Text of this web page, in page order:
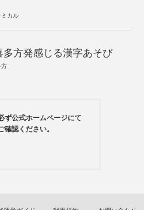
ミカル
多方発感じる漢字あそび
方
ず公式ホームページにて
確認ください。